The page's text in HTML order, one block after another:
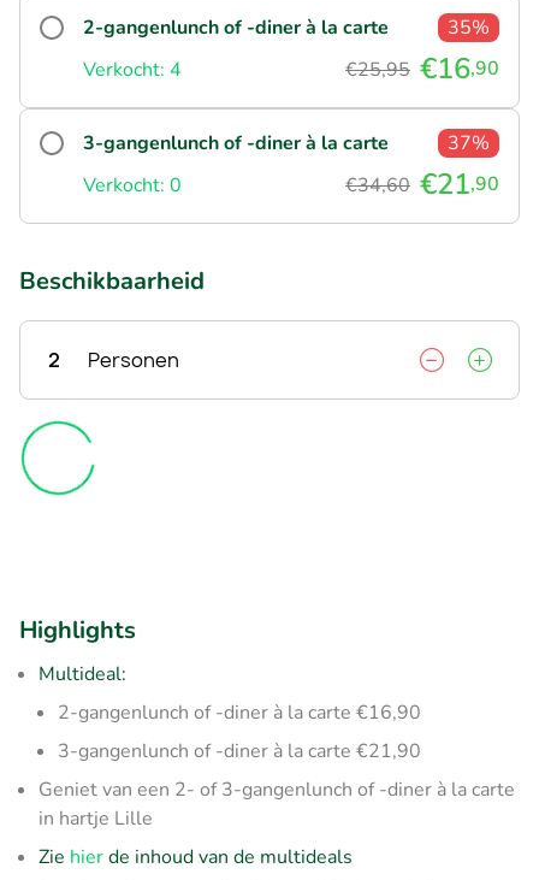
2-gangenlunch of -diner à la carte
35%
Verkocht: 4
€25,95 €16,90
3-gangenlunch of -diner à la carte
37%
Verkocht: 0
€34,60 €21,90
Beschikbaarheid
2 Personen
Highlights
Multideal:
2-gangenlunch of -diner à la carte €16,90
3-gangenlunch of -diner à la carte €21,90
Geniet van een 2- of 3-gangenlunch of -diner à la carte
in hartje Lille
Zie hierde inhoud van de multideals